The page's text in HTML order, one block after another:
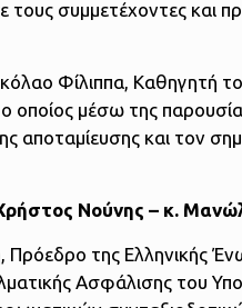
συμμετέχοντες και
Φίλιππα, Καθηγητή
οποίος μέσω της
αποταμίευσης και τον
Νούνης – κ.
της Ελληνικής
Ασφάλισης του